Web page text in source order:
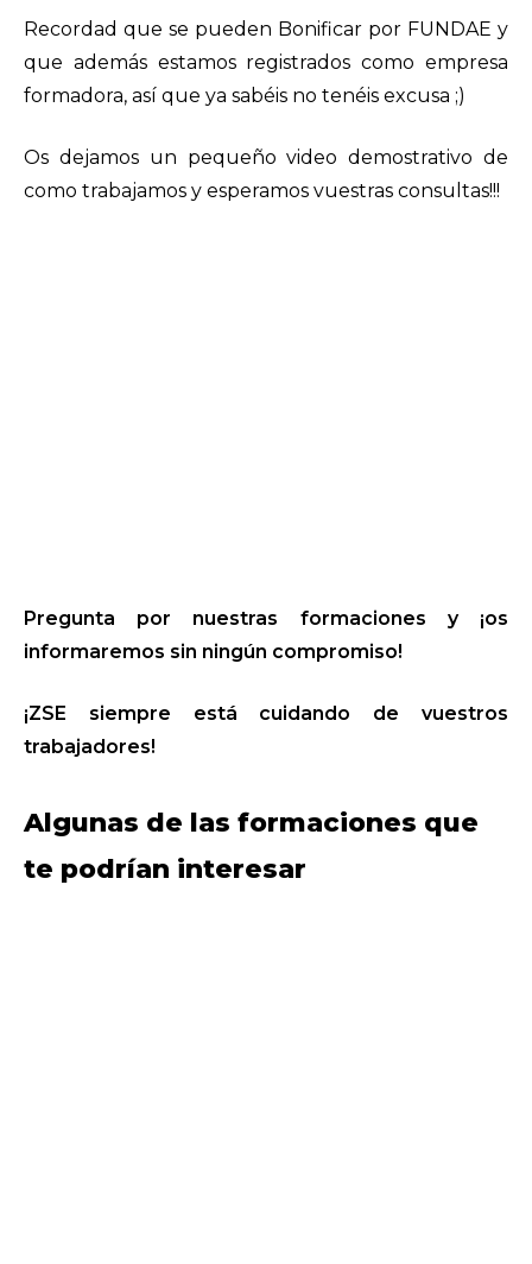
Recordad que se pueden Bonificar por FUNDAE y
que además estamos registrados como empresa
formadora, así que ya sabéis no tenéis excusa ;)
Os dejamos un pequeño video demostrativo de
como trabajamos y esperamos vuestras consultas!!!
Pregunta por nuestras formaciones y ¡os
informaremos sin ningún compromiso!
¡ZSE siempre está cuidando de vuestros
trabajadores!
Algunas de las formaciones que
te podrían interesar